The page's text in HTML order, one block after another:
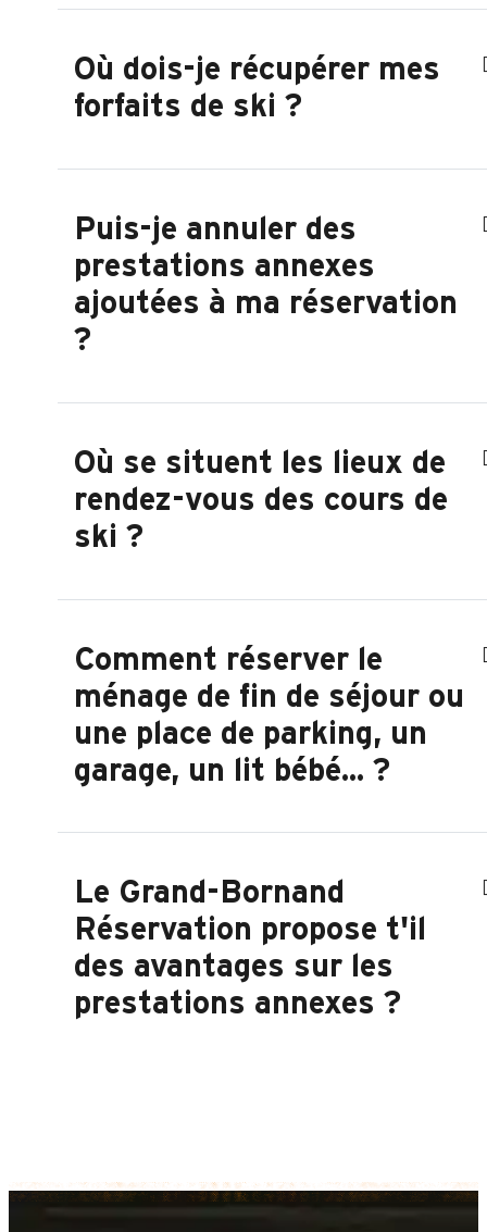
Où dois-je récupérer mes
forfaits de ski ?
Puis-je annuler des
prestations annexes
ajoutées à ma réservation
?
Où se situent les lieux de
rendez-vous des cours de
ski ?
Comment réserver le
ménage de fin de séjour ou
une place de parking, un
garage, un lit bébé... ?
Le Grand-Bornand
Réservation propose t'il
des avantages sur les
prestations annexes ?